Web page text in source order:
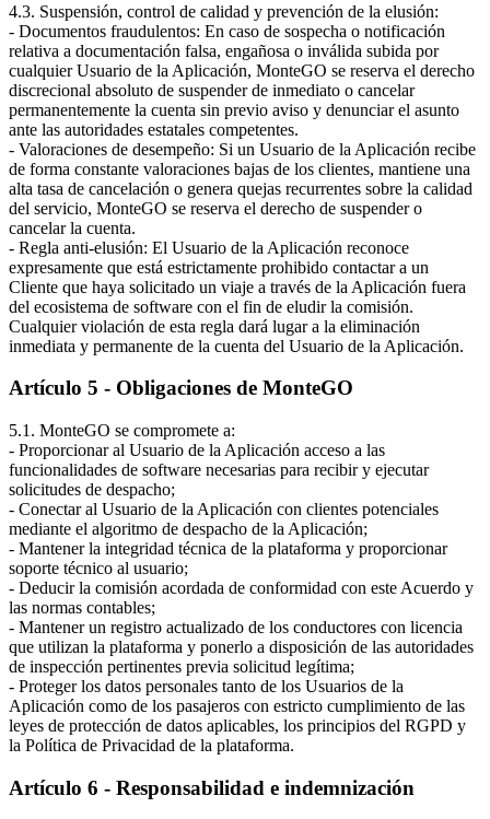
4.3. Suspensión, control de calidad y prevención de la elusión:
- Documentos fraudulentos: En caso de sospecha o notificación
relativa a documentación falsa, engañosa o inválida subida por
cualquier Usuario de la Aplicación, MonteGO se reserva el derecho
discrecional absoluto de suspender de inmediato o cancelar
permanentemente la cuenta sin previo aviso y denunciar el asunto
ante las autoridades estatales competentes.
- Valoraciones de desempeño: Si un Usuario de la Aplicación recibe
de forma constante valoraciones bajas de los clientes, mantiene una
alta tasa de cancelación o genera quejas recurrentes sobre la calidad
del servicio, MonteGO se reserva el derecho de suspender o
cancelar la cuenta.
- Regla anti-elusión: El Usuario de la Aplicación reconoce
expresamente que está estrictamente prohibido contactar a un
Cliente que haya solicitado un viaje a través de la Aplicación fuera
del ecosistema de software con el fin de eludir la comisión.
Cualquier violación de esta regla dará lugar a la eliminación
inmediata y permanente de la cuenta del Usuario de la Aplicación.
Artículo 5 - Obligaciones de MonteGO
5.1. MonteGO se compromete a:
- Proporcionar al Usuario de la Aplicación acceso a las
funcionalidades de software necesarias para recibir y ejecutar
solicitudes de despacho;
- Conectar al Usuario de la Aplicación con clientes potenciales
mediante el algoritmo de despacho de la Aplicación;
- Mantener la integridad técnica de la plataforma y proporcionar
soporte técnico al usuario;
- Deducir la comisión acordada de conformidad con este Acuerdo y
las normas contables;
- Mantener un registro actualizado de los conductores con licencia
que utilizan la plataforma y ponerlo a disposición de las autoridades
de inspección pertinentes previa solicitud legítima;
- Proteger los datos personales tanto de los Usuarios de la
Aplicación como de los pasajeros con estricto cumplimiento de las
leyes de protección de datos aplicables, los principios del RGPD y
la Política de Privacidad de la plataforma.
Artículo 6 - Responsabilidad e indemnización